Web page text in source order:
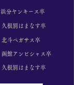
浜分ヤンキース卒
久根別はまなす卒
北斗ペガサス卒
函館アンビシャス卒
久根別はまなす卒